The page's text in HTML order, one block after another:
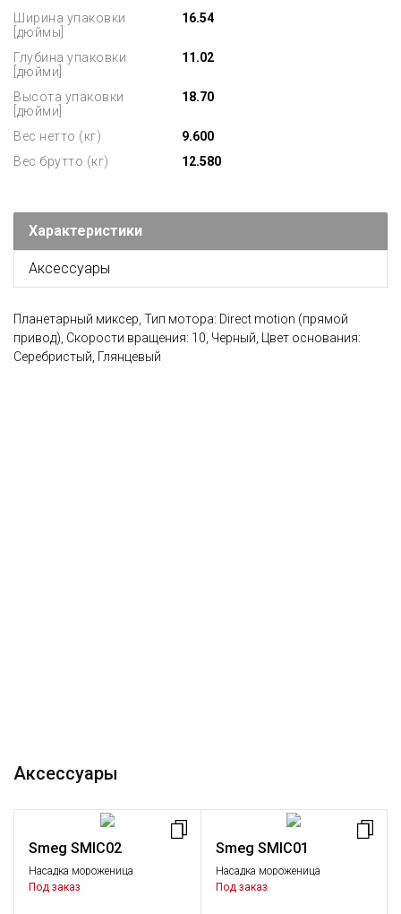
Ширина упаковки
[дюймы]
16.54
Глубина упаковки
[дюйми]
11.02
Высота упаковки
[дюйми]
18.70
Вес нетто (кг)
9.600
Вес брутто (кг)
12.580
Характеристики
Аксессуары
Планетарный миксер, Тип мотора: Direct motion (прямой
привод), Скорости вращения: 10, Черный, Цвет основания:
Серебристый, Глянцевый
Аксессуары
Smeg SMIC02
Насадка мороженица
Под заказ
Smeg SMIC01
Насадка мороженица
Под заказ